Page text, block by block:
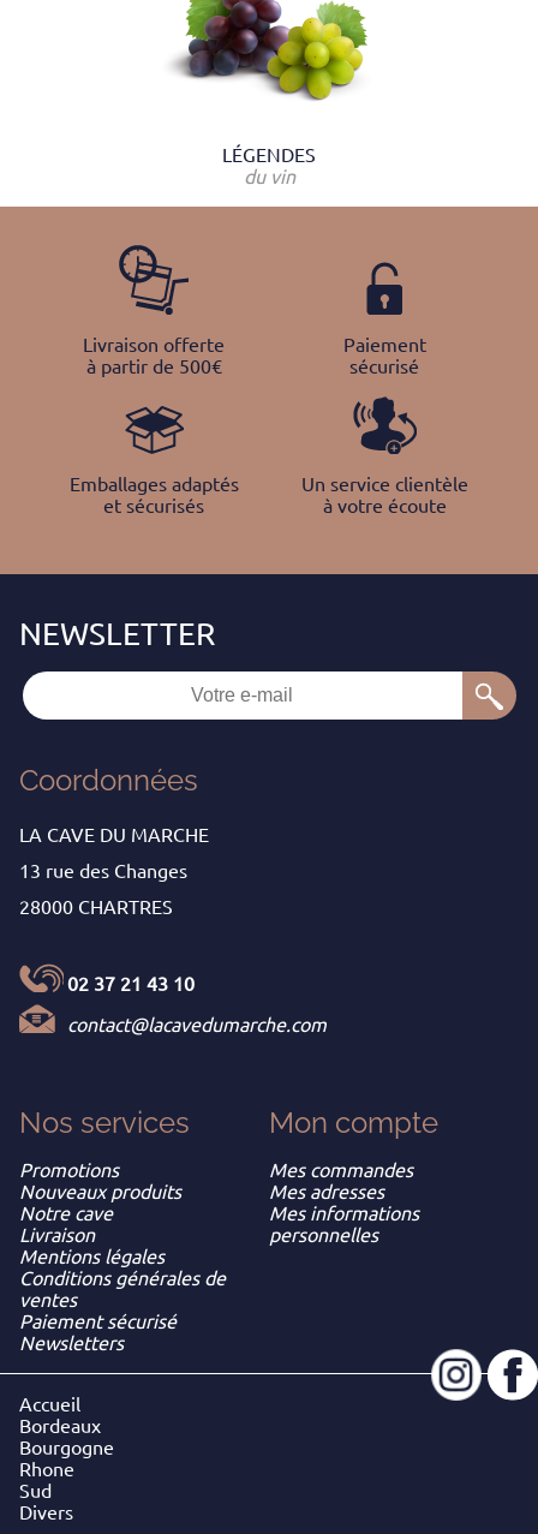
LÉGENDES
du vin
Livraison offerte
à partir de 500€
Paiement
sécurisé
Emballages adaptés
et sécurisés
Un service clientèle
à votre écoute
Coordonnées
LA CAVE DU MARCHE
13 rue des Changes
28000 CHARTRES
02 37 21 43 10
contact@lacavedumarche.com
Nos services
Promotions
Nouveaux produits
Notre cave
Livraison
Mentions légales
Conditions générales de
ventes
Paiement sécurisé
Newsletters
Mon compte
Mes commandes
Mes adresses
Mes informations
personnelles
Accueil
Bordeaux
Bourgogne
Rhone
Sud
Divers